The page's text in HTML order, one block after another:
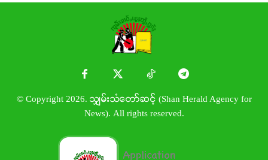
© Copyright 2026. သျှမ်းသံတော်ဆင့် (Shan Herald Agency for
News). All rights reserved.